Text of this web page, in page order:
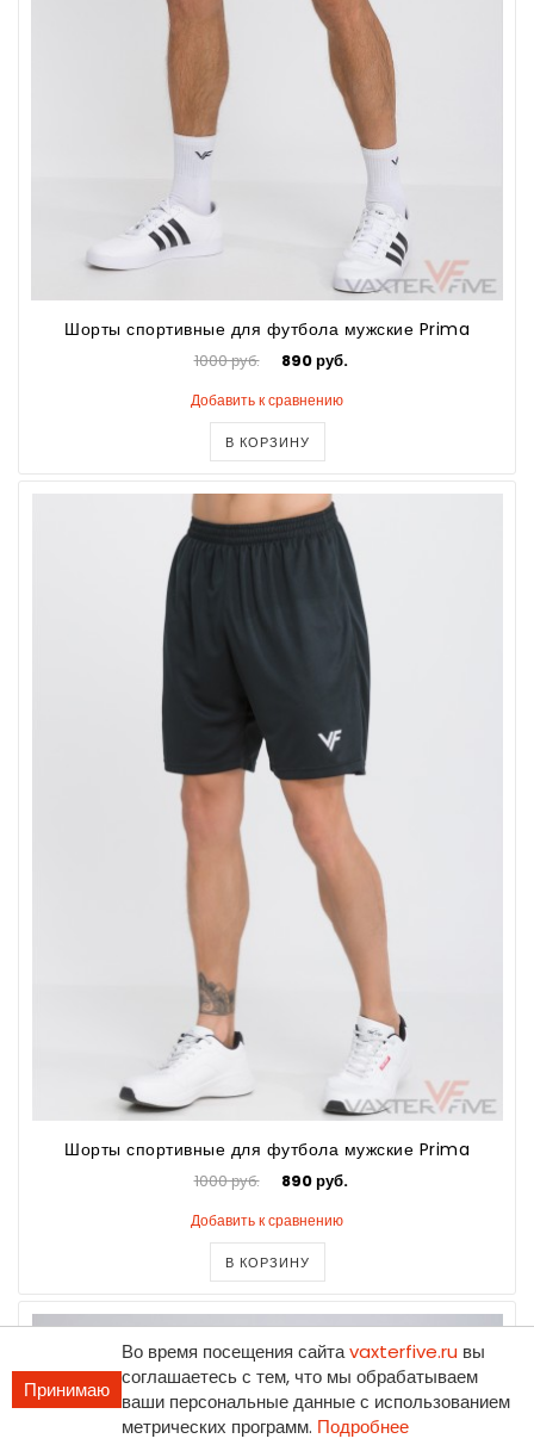
Шорты спортивные для футбола мужские Prima
1000 руб. 890 руб.
Добавить к сравнению
В КОРЗИНУ
Шорты спортивные для футбола мужские Prima
1000 руб. 890 руб.
Добавить к сравнению
В КОРЗИНУ
Принимаю
Во время посещения сайтаvaxterfive.ru вы
соглашаетесь с тем, что мы обрабатываем
ваши персональные данные с использованием
метрических программ. Подробнее